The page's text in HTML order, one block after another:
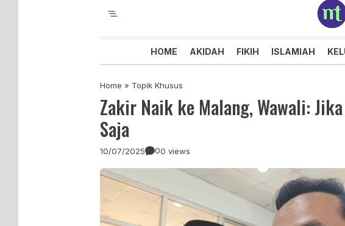
Majelis Tabligh Muhammadiyah
Syiar Dakwah Islam Berkemajuan dan
HOME AKIDAH FIKIH ISLAMIAH
Home » Topik Khusus
Zakir Naik ke Malang, Wawali:
Saja
10/07/2025 00 views